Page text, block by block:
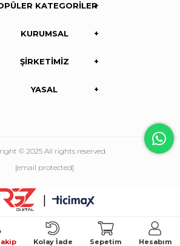
Kolay İade Sepetim Hesabım
KATEGORİLER
KURUMSAL
ŞİRKETİMİZ
YASAL
© 2025 All rights reserved.
[email protected]
|